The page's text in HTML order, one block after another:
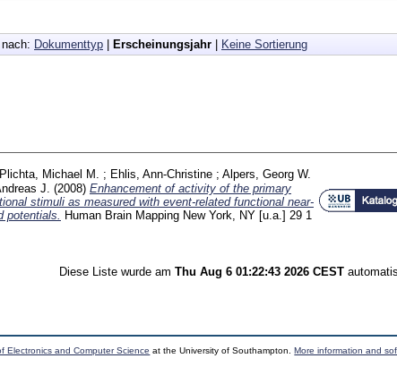
Dokumenttyp Erscheinungsjahr Keine Sortierung
Plichta, Michael M. ; Ehlis, Ann-Christine ; Alpers, Georg W.
J. (2008) Enhancement of activity of the primary
stimuli as measured with event-related functional near-
potentials.
Human Brain Mapping New York, NY [u.a.] 29 1
Diese Liste wurde am Thu Aug 6 01:22:43 2026 CEST
Electronics and Computer Science at the University of Southampton.More information and